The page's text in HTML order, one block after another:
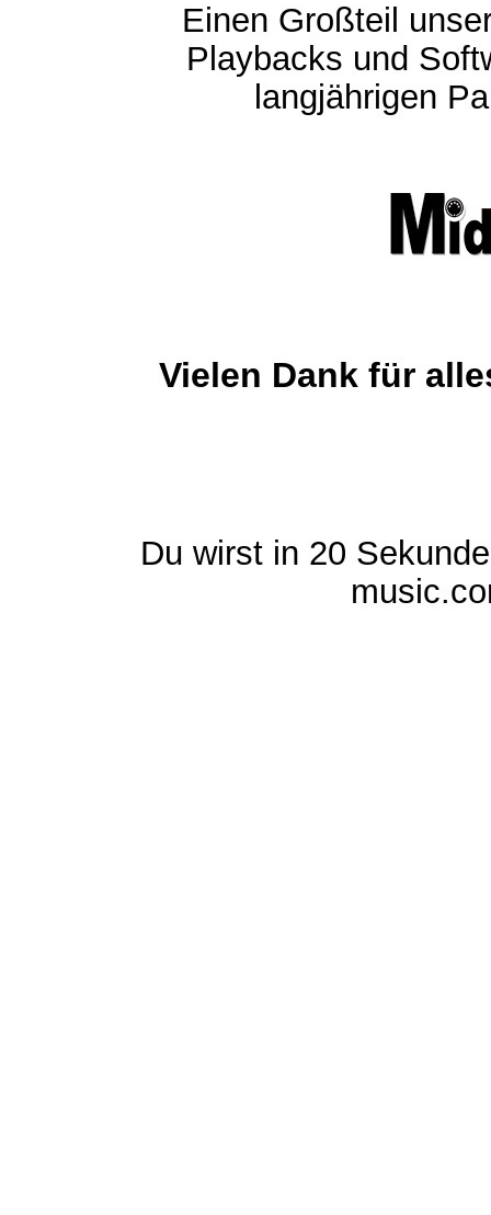
Einen Großteil
Playbacks und
langjährigen
Vielen Dank für
Du wirst in 20